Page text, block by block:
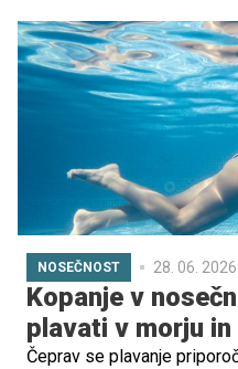
hollywoodskih zvezdnic,
dneh v New Yorku je
barvitih in izrazito
hitro postali viralni na
NOSEČNOST 28. 06.
Kopanje v
plavati v morju in
Čeprav se plavanje